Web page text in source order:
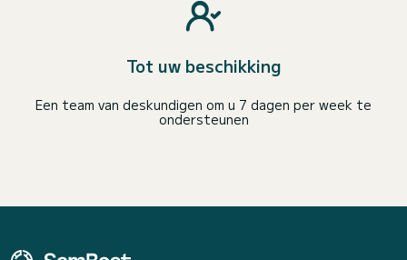
Tot uw beschikking
Een team van deskundigen om u 7 dagen per week te
ondersteunen